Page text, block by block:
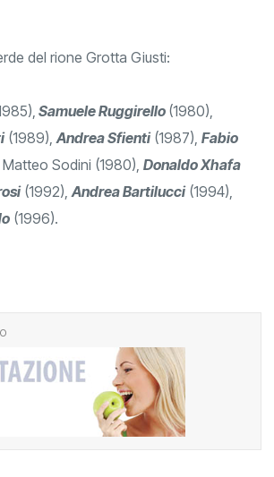
del rione Grotta Giusti:
Samuele Ruggirello (1980),
(1989),Andrea Sfienti(1987), Fabio
Sodini (1980), Donaldo Xhafa
(1992),Andrea Bartilucci(1994),
(1996).